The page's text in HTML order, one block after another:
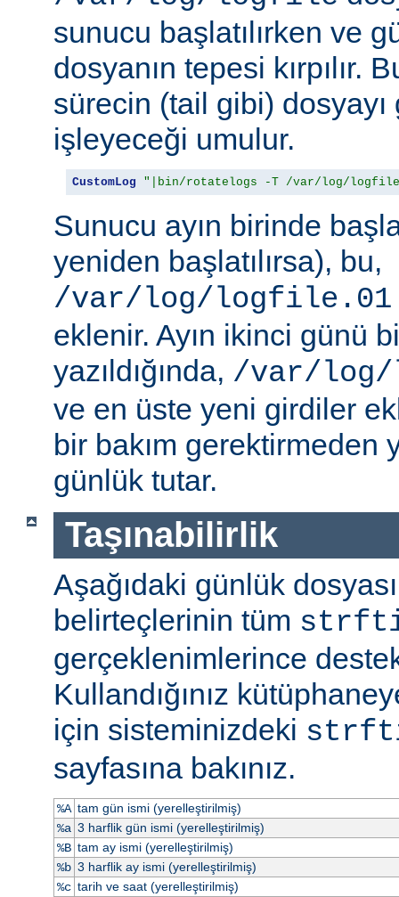
sunucu başlatılırken ve
dosyanın tepesi kırpılır.
sürecin (tail gibi) dosyayı
işleyeceği umulur.
CustomLog "|bin/rotatelogs -T /var/log/
Sunucu ayın birinde
yeniden başlatılırsa), bu,
/var/log/logfile.01
eklenir. Ayın ikinci günü
yazıldığında, /var/
ve en üste yeni girdiler
bir bakım gerektirmeden
günlük tutar.
Taşınabilirlik
Aşağıdaki günlük
belirteçlerinin tüm
gerçeklenimlerince
Kullandığınız
için sisteminizdeki
sayfasına bakınız.
%A tam gün ismi (yerelleştirilmiş)
%a 3 harflik gün ismi (yerelleştirilmiş)
%B tam ay ismi (yerelleştirilmiş)
%b 3 harflik ay ismi (yerelleştirilmiş)
%c tarih ve saat (yerelleştirilmiş)